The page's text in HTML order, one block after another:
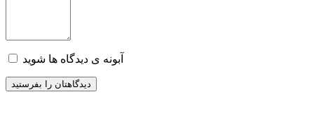
آبونه ی دیدگاه ها شوید